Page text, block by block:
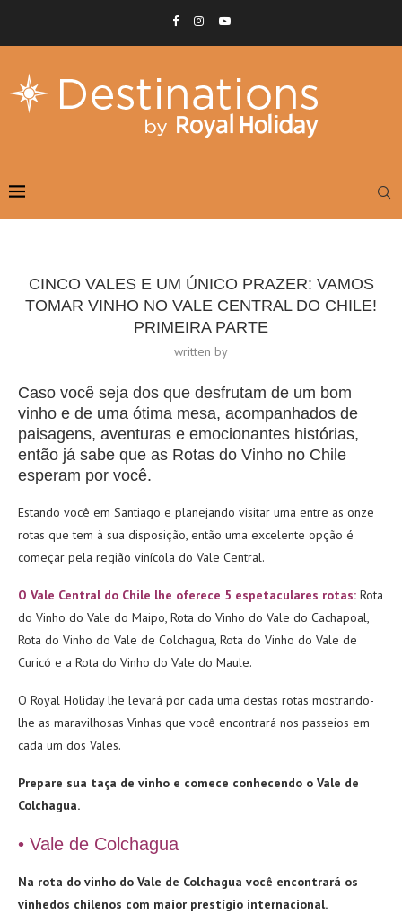
CINCO VALES E UM ÚNICO PRAZER: VAMOS
TOMAR VINHO NO VALE CENTRAL DO CHILE!
PRIMEIRA PARTE
written by
Caso você seja dos que desfrutam de um bom
vinho e de uma ótima mesa, acompanhados de
paisagens, aventuras e emocionantes histórias,
então já sabe que as Rotas do Vinho no Chile
esperam por você.
Estando você em Santiago e planejando visitar uma entre as onze
rotas que tem à sua disposição, então uma excelente opção é
começar pela região vinícola do Vale Central.
O Vale Central do Chile lhe oferece 5 espetaculares rotas: Rota
do Vinho do Vale do Maipo, Rota do Vinho do Vale do Cachapoal,
Rota do Vinho do Vale de Colchagua, Rota do Vinho do Vale de
Curicó e a Rota do Vinho do Vale do Maule.
O Royal Holiday lhe levará por cada uma destas rotas mostrando-
lhe as maravilhosas Vinhas que você encontrará nos passeios em
cada um dos Vales.
Prepare sua taça de vinho e comece conhecendo o Vale de
Colchagua.
• Vale de Colchagua
Na rota do vinho do Vale de Colchagua você encontrará os
vinhedos chilenos com maior prestígio internacional.